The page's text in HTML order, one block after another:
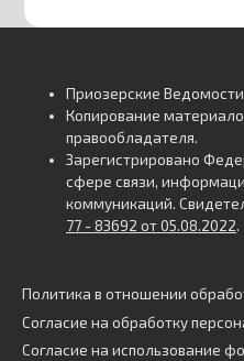
Приозерские
Копирование
правообладателя.
Зарегистрировано
сфере связи,
коммуникаций.
77 - 83692 от 05.08.2022.
Политика в отношении
Согласие на обработку
Согласие на использование